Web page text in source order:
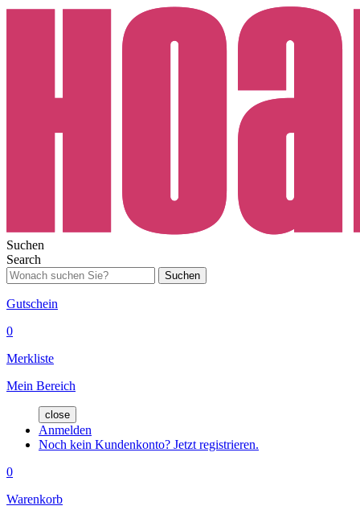
Suchen
Search
Suchen
Gutschein
0
Merkliste
Mein Bereich
close
Anmelden
Noch kein Kundenkonto? Jetzt registrieren.
0
Warenkorb